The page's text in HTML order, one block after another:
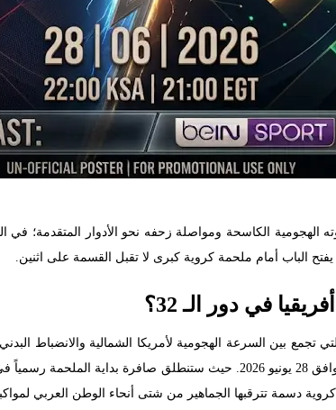
الكاسحة ومواصلة زحفه نحو الأدوار المتقدمة؛ في
يفتح الباب أمام ملحمة كروية كبرى لا تقبل القسمة على اثنين.
في دور الـ 32؟
تجمع بين السرعة الهجومية لأمريكا الشمالية والانضباط
دسمة تترقبها الجماهير من شتى أنحاء الوطن العربي